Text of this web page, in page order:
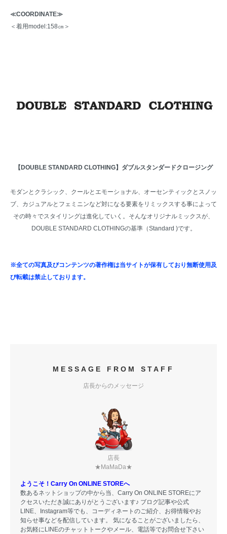
≪COORDINATE≫
＜着用model:158㎝＞
【DOUBLE STANDARD CLOTHING】ダブルスタンダードクロージング
モダンとクラシック、クールとエモーショナル、オーセンティックとスノッ
ブ、カジュアルとフェミニンなど対になる要素をリミックスする事によって
その時々でスタイリングは進化していく。そんなオリジナルミックスが、
DOUBLE STANDARD CLOTHINGの基準（Standard )です。
※全ての写真及びコンテンツの著作権は当サイトが保有しており無断使用及
び転載は禁止しております。
MESSAGE FROM STAFF
店長からのメッセージ
店長
★MaMaDa★
ようこそ！Carry On ONLINE STOREへ
数あるネットショップの中から当、Carry On ONLINE STOREにア
クセスいただき誠にありがとうございます♪ ブログ記事や公式
LINE、Instagram等でも、コーディネートのご紹介、お得情報やお
知らせ事などを配信しています。 気になることがございましたら、
お気軽にLINEのチャットトークやメール、電話等でお問合せ下さい